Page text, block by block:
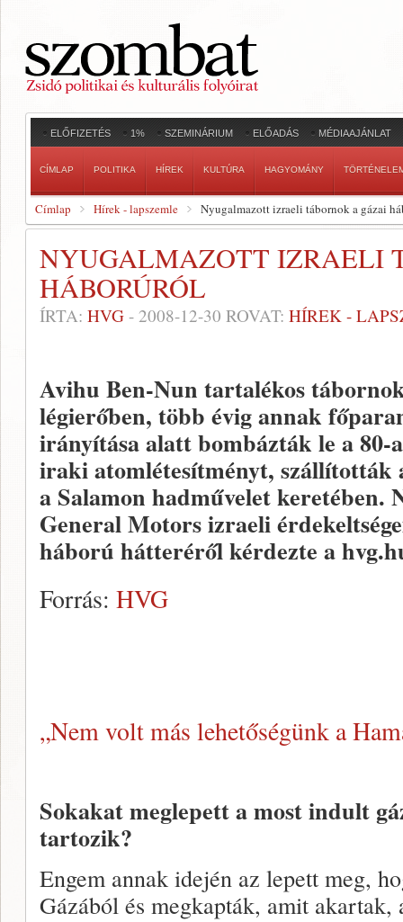
ELŐFIZETÉS 1% SZEMINÁRIUM ELŐADÁS MÉDIAAJÁNLAT
CÍMLAP POLITIKA HÍREK KULTÚRA HAGYOMÁNY
Címlap Hírek - lapszemle Nyugalmazott izraeli tábornok a gázai
NYUGALMAZOTT IZRAELI
HÁBORÚRÓL
ÍRTA: HVG - 2008-12-30 ROVAT: HÍREK -
Avihu Ben-Nun tartalékos
légierőben, több évig annak
irányítása alatt bombázták le a 80-
iraki atomlétesítményt, szállították
a Salamon hadművelet keretében.
General Motors izraeli
háború hátteréről kérdezte a
Forrás: HVG
„Nem volt más lehetőségünk a
Sokakat meglepett a most indult
tartozik?
Engem annak idején az lepett meg,
Gázából és megkapták, amit akartak,